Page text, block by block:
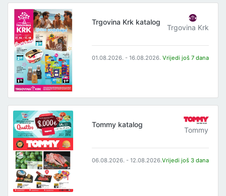
Trgovina Krk katalog
Trgovina Krk
01.08.2026. - 16.08.2026. Vrijedi još 7 dana
Tommy katalog
Tommy
06.08.2026. - 12.08.2026.Vrijedi još 3 dana